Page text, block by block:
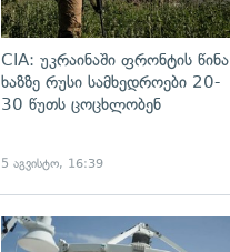
CIA: უკრაინაში ფრონტის წინა
ხაზზე რუსი სამხედროები 20-
30 წუთს ცოცხლობენ
5 აგვისტო, 16:39